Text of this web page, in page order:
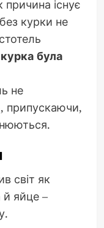
причина існує
курки не
курка була
не
припускаючи,
світ як
й яйце –